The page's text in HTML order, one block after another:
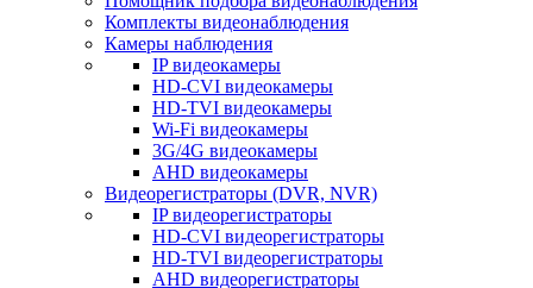
Комплекты видеонаблюдения
Камеры наблюдения
IP видеокамеры
HD-CVI видеокамеры
HD-TVI видеокамеры
Wi-Fi видеокамеры
3G/4G видеокамеры
AHD видеокамеры
Видеорегистраторы (DVR, NVR)
IP видеорегистраторы
HD-CVI видеорегистраторы
HD-TVI видеорегистраторы
AHD видеорегистраторы